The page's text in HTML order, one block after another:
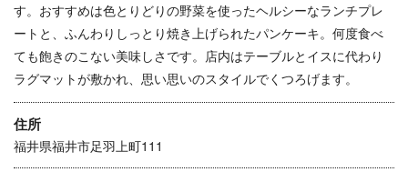
す。おすすめは色とりどりの野菜を使ったヘルシーなランチプレ
ートと、ふんわりしっとり焼き上げられたパンケーキ。何度食べ
ても飽きのこない美味しさです。店内はテーブルとイスに代わり
ラグマットが敷かれ、思い思いのスタイルでくつろげます。
住所
福井県福井市足羽上町111